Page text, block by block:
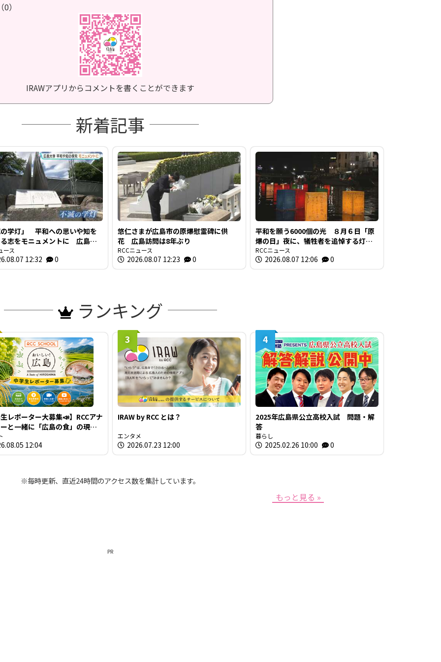
）
IRAWアプリからコメントを書くことができます
新着記事
学灯」 平和への思いや知を
志をモニュメントに 広島大
地 東千田キャンパスに設置
ース
12:32 0
悠仁さまが広島市の原爆慰霊碑に供
花 広島訪問は8年ぶり
RCCニュース
2026.08.07 12:23 0
平和を願う6000個の光 ８月６日「原
爆の日」夜に、犠牲者を追悼する灯ろ
う流し 原爆ドーム前を流れる元安川
で
RCCニュース
2026.08.07 12:06 0
ランキング
レポーター大募集📣】RCCアナ
と一緒に「広島の食」の現場
よう！
12:04
3
IRAW by RCC とは？
エンタメ
2026.07.23 12:00
4
2025年広島県公立高校入試 問題・解
答
暮らし
2025.02.26 10:00 0
※毎時更新、直近24時間のアクセス数を集計しています。
もっと見る »
PR